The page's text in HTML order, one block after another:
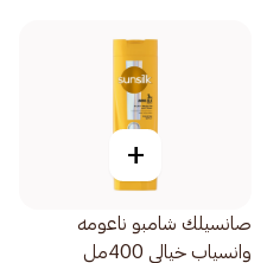
+
صانسيلك شامبو ناعومه
وانسياب خيالى 400مل